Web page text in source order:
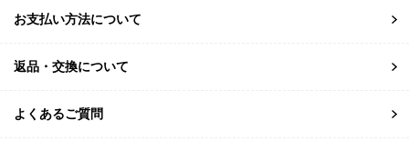
お支払い方法について
返品・交換について
よくあるご質問